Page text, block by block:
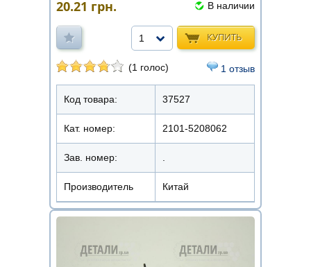
20.21 грн. В наличии
КУПИТЬ
1
(1 голос) 1 отзыв
Код товара: 37527
Кат. номер: 2101-5208062
Зав. номер:
Производитель Китай